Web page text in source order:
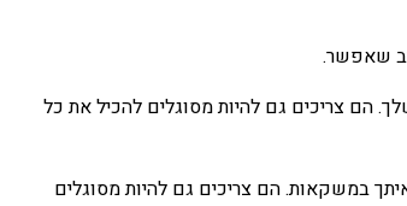
שאפשר.
הם צריכים גם להיות מסוגלים להכיל את כל
במשקאות. הם צריכים גם להיות מסוגלים